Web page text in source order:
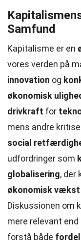
Samfund
Kapitalisme er en
vores verden på
innovation og
økonomisk
drivkraft for
mens andre
social
udfordringer som
globalisering, der
økonomisk vækst
Diskussionen om
mere relevant
forstå både